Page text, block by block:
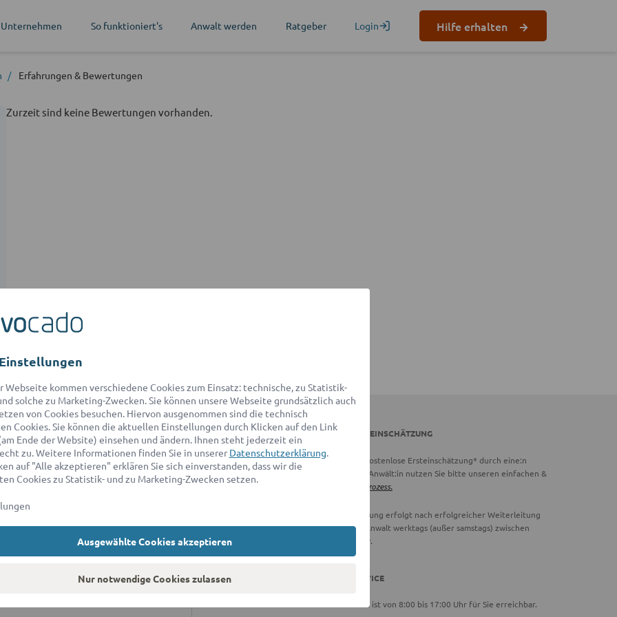
So funktioniert's Anwalt werden Ratgeber Login Hilfe erhalten
Erfahrungen & Bewertungen
Zurzeit sind keine Bewertungen vorhanden.
FÜR
Erbrecht
Markenrecht
ADVOCADO ERSTEINSCHÄTZUNG
Wichtig:
Für eine kostenlose Ersteinschätzung* durch eine:n
advocado Partner-Anwält:in nutzen Sie bitte unseren einfachen &
Online-Prozess.
*Die Ersteinschätzung erfolgt nach erfolgreicher Weiterleitung
an einen Partner-Anwalt werktags (außer samstags) zwischen
9:00 und 18:00 Uhr.
ADVOCADO SERVICE
Unser Serviceteam ist von 8:00 bis 17:00 Uhr für Sie erreichbar.
Webseite kommen verschiedene Cookies zum Einsatz: technische, zu Statistik-
solche zu Marketing-Zwecken. Sie können unsere Webseite grundsätzlich auch
von Cookies besuchen. Hiervon ausgenommen sind die technisch
Cookies. Sie können die aktuellen Einstellungen durch Klicken auf den Link
Ende der Website) einsehen und ändern. Ihnen steht jederzeit ein
zu. Weitere Informationen finden Sie in unserer Datenschutzerklärung.
auf "Alle akzeptieren" erklären Sie sich einverstanden, dass wir die
Cookies zu Statistik- und zu Marketing-Zwecken setzen.
Ausgewählte Cookies akzeptieren
Nur notwendige Cookies zulassen